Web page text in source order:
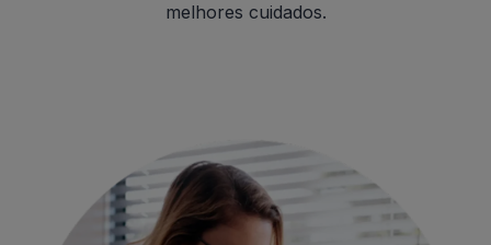
melhores cuidados.